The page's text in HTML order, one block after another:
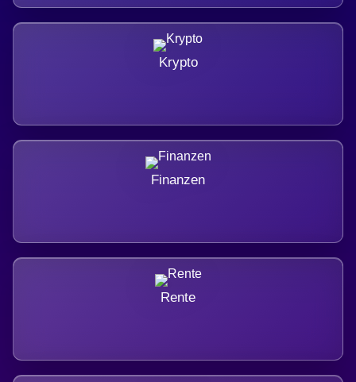
Krypto
Finanzen
Rente